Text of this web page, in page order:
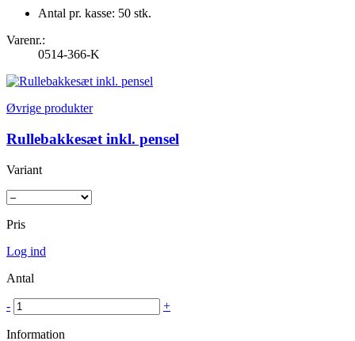
Antal pr. kasse: 50 stk.
Varenr.:
0514-366-K
Øvrige produkter
Rullebakkesæt inkl. pensel
Variant
Pris
Log ind
Antal
- +
Information